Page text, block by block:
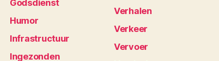
Godsdienst
Humor
Infrastructuur
Ingezonden
Verhalen
Verkeer
Vervoer